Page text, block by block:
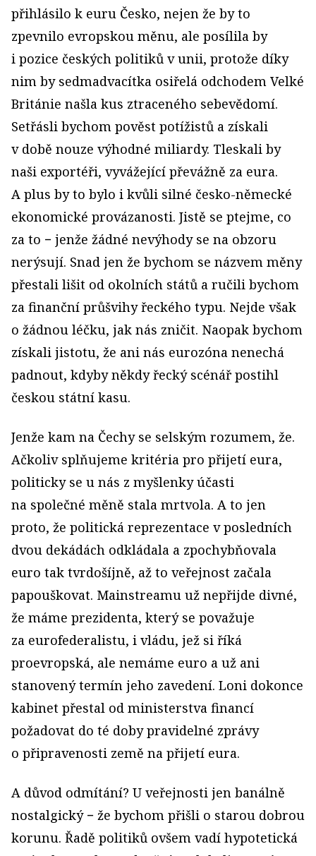
přihlásilo k euru Česko, nejen že by to
zpevnilo evropskou měnu, ale posílila by
i pozice českých politiků v unii, protože díky
nim by sedmadvacítka osiřelá odchodem Velké
Británie našla kus ztraceného sebevědomí.
Setřásli bychom pověst potížistů a získali
v době nouze výhodné miliardy. Tleskali by
naši exportéři, vyvážející převážně za eura.
A plus by to bylo i kvůli silné česko-německé
ekonomické provázanosti. Jistě se ptejme, co
za to − jenže žádné nevýhody se na obzoru
nerýsují. Snad jen že bychom se názvem měny
přestali lišit od okolních států a ručili bychom
za finanční průšvihy řeckého typu. Nejde však
o žádnou léčku, jak nás zničit. Naopak bychom
získali jistotu, že ani nás eurozóna nenechá
padnout, kdyby někdy řecký scénář postihl
českou státní kasu.
Jenže kam na Čechy se selským rozumem, že.
Ačkoliv splňujeme kritéria pro přijetí eura,
politicky se u nás z myšlenky účasti
na společné měně stala mrtvola. A to jen
proto, že politická reprezentace v posledních
dvou dekádách odkládala a zpochybňovala
euro tak tvrdošíjně, až to veřejnost začala
papouškovat. Mainstreamu už nepřijde divné,
že máme prezidenta, který se považuje
za eurofederalistu, i vládu, jež si říká
proevropská, ale nemáme euro a už ani
stanovený termín jeho zavedení. Loni dokonce
kabinet přestal od ministerstva financí
požadovat do té doby pravidelné zprávy
o připravenosti země na přijetí eura.
A důvod odmítání? U veřejnosti jen banálně
nostalgický − že bychom přišli o starou dobrou
korunu. Řadě politiků ovšem vadí hypotetická